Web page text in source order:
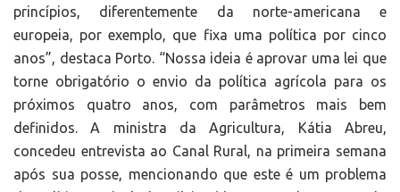
princípios, diferentemente da norte-americana e
europeia, por exemplo, que fixa uma política por cinco
anos”, destaca Porto. “Nossa ideia é aprovar uma lei que
torne obrigatório o envio da política agrícola para os
próximos quatro anos, com parâmetros mais bem
definidos. A ministra da Agricultura, Kátia Abreu,
concedeu entrevista ao Canal Rural, na primeira semana
após sua posse, mencionando que este é um problema